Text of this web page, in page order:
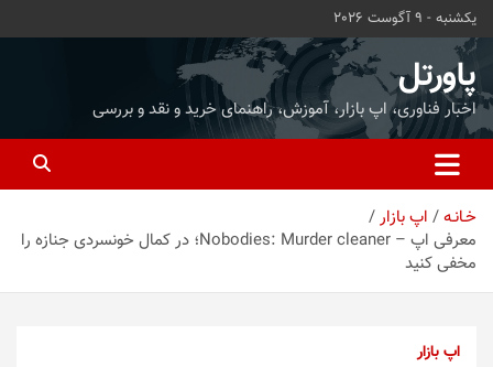
محتوا
بروید
یکشنبه - 9 آگوست 2026
پاورتل
اخبار فناوری، اپ بازار، آموزش، راهنمای خرید و نقد و بررسی
خـانـه
اپ بازار
معرفی اپ – Nobodies: Murder cleaner؛ در کمال خونسردی جنازه را
مخفی کنید
اپ بازار